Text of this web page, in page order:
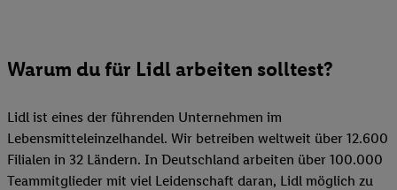
Warum du für Lidl arbeiten solltest?
Lidl ist eines der führenden Unternehmen im
Lebensmitteleinzelhandel. Wir betreiben weltweit über 12.600
Filialen in 32 Ländern. In Deutschland arbeiten über 100.000
Teammitglieder mit viel Leidenschaft daran, Lidl möglich zu